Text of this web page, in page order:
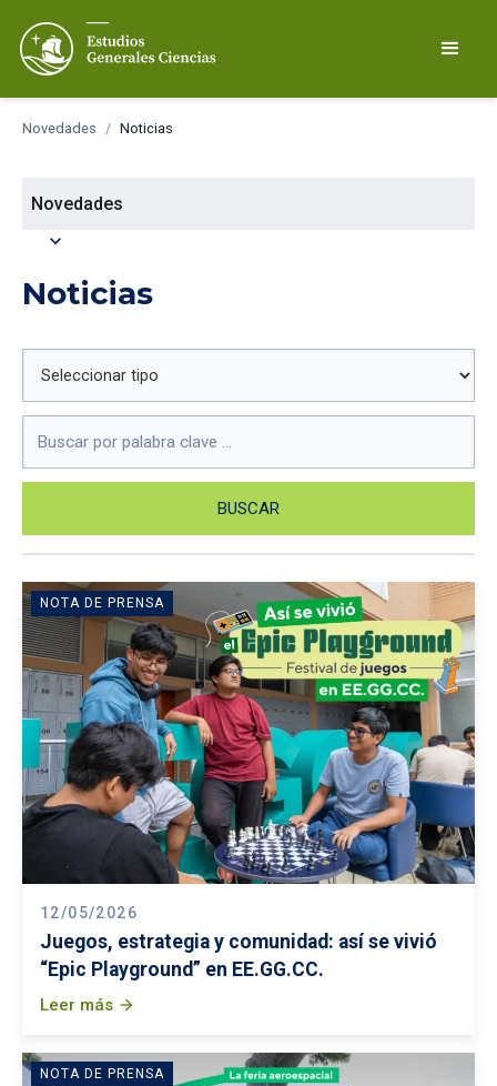
Novedades / Noticias
Novedades
expand_more
Noticias
NOTA DE PRENSA
12/05/2026
Juegos, estrategia y comunidad: así se vivió
“Epic Playground” en EE.GG.CC.
Leer más arrow_forward
NOTA DE PRENSA